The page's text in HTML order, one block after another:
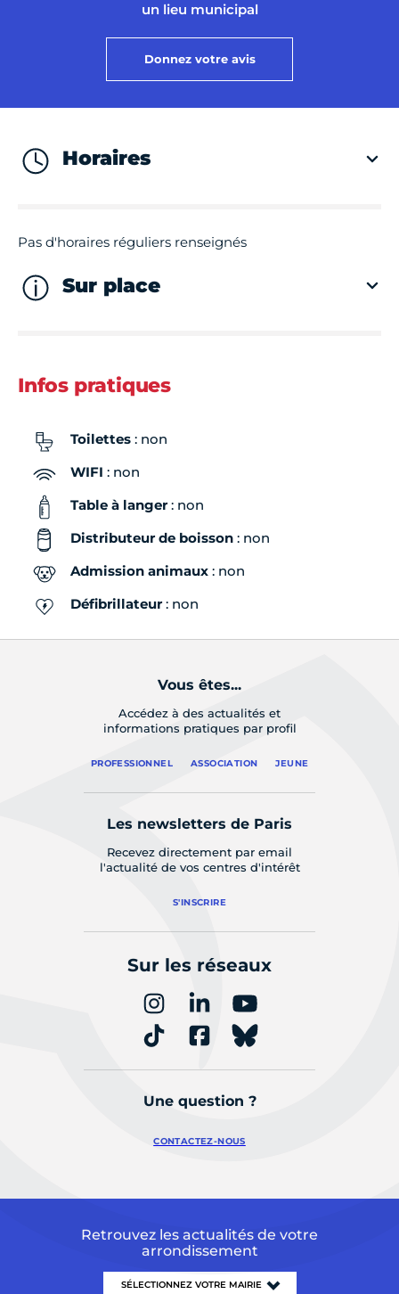
un lieu municipal
Donnez votre avis
Horaires
Pas d'horaires réguliers renseignés
Sur place
Infos pratiques
Toilettes : non
WIFI : non
Table à langer: non
Distributeur de boisson : non
Admission animaux : non
Défibrillateur: non
Vous êtes...
Accédez à des actualités et
informations pratiques par profil
PROFESSIONNEL ASSOCIATION JEUNE
Les newsletters de Paris
Recevez directement par email
l'actualité de vos centres d'intérêt
S'INSCRIRE
Sur les réseaux
Une question ?
CONTACTEZ-NOUS
Retrouvez les actualités de votre
arrondissement